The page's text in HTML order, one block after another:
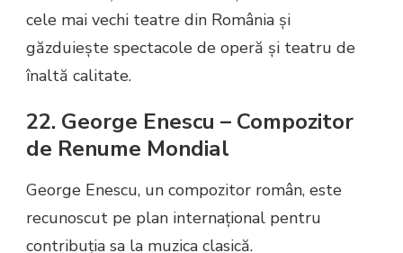
cele mai vechi teatre din România și
găzduiește spectacole de operă și teatru de
înaltă calitate.
22. George Enescu – Compozitor
de Renume Mondial
George Enescu, un compozitor român, este
recunoscut pe plan internațional pentru
contribuția sa la muzica clasică.